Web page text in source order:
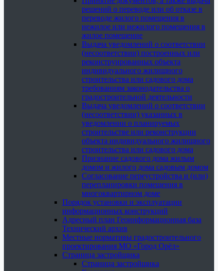
решений о переводе или об отказе в
переводе жилого помещения в
нежилое или нежилого помещения в
жилое помещение
Выдача уведомлений о соответствии
(несоответствии) построенных или
реконструированных объекта
индивидуального жилищного
строительства или садового дома
требованиям законодательства о
градостроительной деятельности
Выдача уведомлений о соответствии
(несоответствии) указанных в
уведомлении о планируемых
строительстве или реконструкции
объекта индивидуального жилищного
строительства или садового дома
Признание садового дома жилым
домом и жилого дома садовым домом
Согласование переустройства и (или)
перепланировки помещения в
многоквартирном доме
Порядок установки и эксплуатации
информационных конструкций
Адресный план Геоинформационная база
Технический архив
Местные нормативы градостроительного
проектирования МО «Город Орёл»
Страница застройщика
Страница застройщика